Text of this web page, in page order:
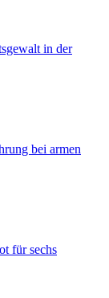
in der
bei armen
für sechs